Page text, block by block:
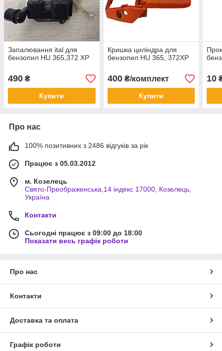
Запалювання ital для
бензопил HU 365,372 XP
490 ₴
Купити
Кришка циліндра для
бензопил HU 365, 372XP
400₴/комплект
Купити
10
Про нас
100% позитивних з 2486 відгуків за рік
Працює з 05.03.2012
м. Козелець
Свято-Преображенська,14 індекс 17000, Козелець,
Україна
Контакти
Сьогодні працює з 09:00 до 18:00
Показати весь графік роботи
Про нас
Контакти
Доставка та оплата
Графік роботи